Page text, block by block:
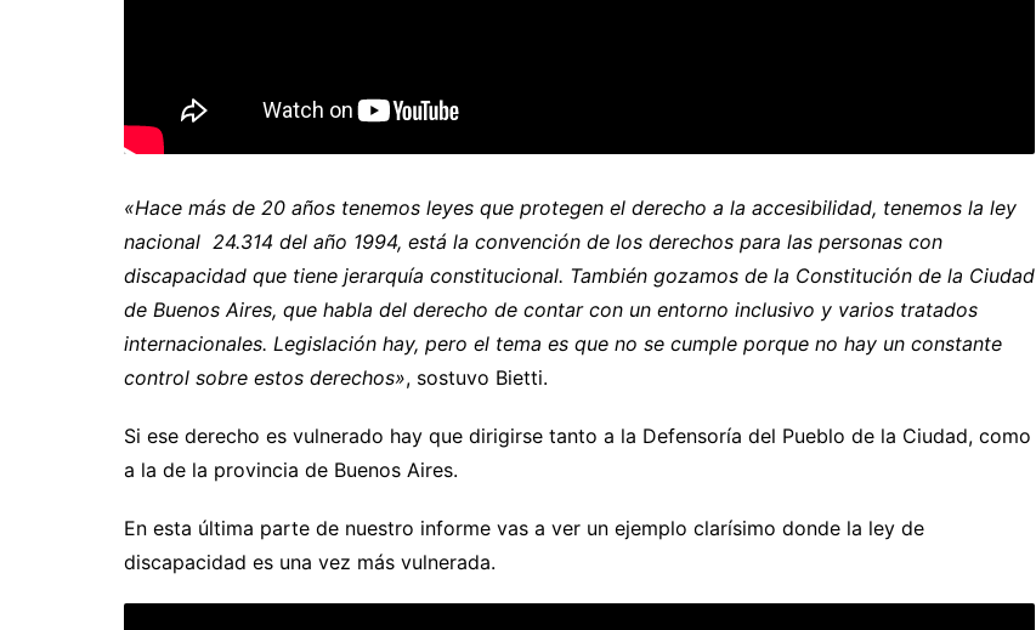
«Hace más de 20 años tenemos leyes que protegen el derecho a la accesibilidad, tenemos la ley
nacional 24.314 del año 1994, está la convención de los derechos para las personas con
discapacidad que tiene jerarquía constitucional. También gozamos de la Constitución de la Ciudad
de Buenos Aires, que habla del derecho de contar con un entorno inclusivo y varios tratados
internacionales. Legislación hay, pero el tema es que no se cumple porque no hay un constante
control sobre estos derechos», sostuvo Bietti.
Si ese derecho es vulnerado hay que dirigirse tanto a la Defensoría del Pueblo de la Ciudad, como
a la de la provincia de Buenos Aires.
En esta última parte de nuestro informe vas a ver un ejemplo clarísimo donde la ley de
discapacidad es una vez más vulnerada.